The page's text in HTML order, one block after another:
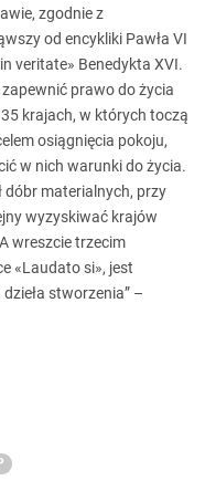
zgodnie z
od encykliki Pawła VI
veritate» Benedykta XVI.
prawo do życia
krajach, w których toczą
osiągnięcia pokoju,
w nich warunki do życia.
dóbr materialnych, przy
wyzyskiwać krajów
wreszcie trzecim
«Laudato si», jest
stworzenia” –